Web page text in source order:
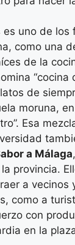
es uno de los
como una
de la
“cocina
de
moruna,
Esa
a Málaga
provincia.
a vecinos
como a
con
en la